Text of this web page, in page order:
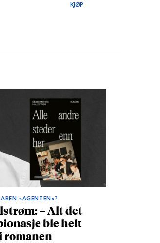
KJØP
«AGENTEN»?
– Alt det
ble helt
romanen